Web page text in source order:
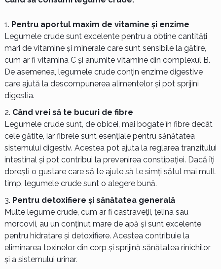
Pentru aportul maxim de vitamine și enzime
Legumele crude sunt excelente pentru a obține cantități
mari de vitamine și minerale care sunt sensibile la gătire,
cum ar fi vitamina C și anumite vitamine din complexul B.
De asemenea, legumele crude conțin enzime digestive
care ajută la descompunerea alimentelor și pot sprijini
digestia.
Când vrei să te bucuri de fibre
Legumele crude sunt, de obicei, mai bogate în fibre decât
cele gătite, iar fibrele sunt esențiale pentru sănătatea
sistemului digestiv. Acestea pot ajuta la reglarea tranzitului
intestinal și pot contribui la prevenirea constipației. Dacă îți
dorești o gustare care să te ajute să te simți sătul mai mult
timp, legumele crude sunt o alegere bună.
Pentru detoxifiere și sănătatea generală
Multe legume crude, cum ar fi castraveții, țelina sau
morcovii, au un conținut mare de apă și sunt excelente
pentru hidratare și detoxifiere. Acestea contribuie la
eliminarea toxinelor din corp și sprijină sănătatea rinichilor
și a sistemului urinar.